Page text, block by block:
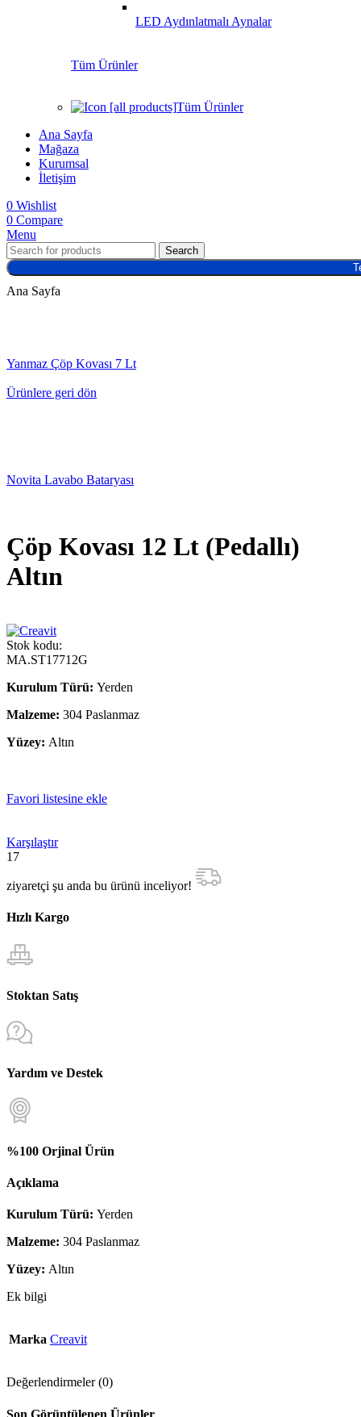
LED Aydınlatmalı Aynalar
Tüm Ürünler
Tüm Ürünler
Ana Sayfa
Mağaza
Kurumsal
İletişim
0 Wishlist
0 Compare
Menu
Search
Ana Sayfa
Yanmaz Çöp Kovası 7 Lt
Ürünlere geri dön
Novita Lavabo Bataryası
Çöp Kovası 12 Lt (Pedallı)
Altın
Stok kodu:
MA.ST17712G
Kurulum Türü: Yerden
Malzeme: 304 Paslanmaz
Yüzey: Altın
Favori listesine ekle
Karşılaştır
17
ziyaretçi şu anda bu ürünü inceliyor!
Hızlı Kargo
Stoktan Satış
Yardım ve Destek
%100 Orjinal Ürün
Açıklama
Kurulum Türü: Yerden
Malzeme: 304 Paslanmaz
Yüzey: Altın
Ek bilgi
Marka Creavit
Değerlendirmeler (0)
Son Görüntülenen Ürünler